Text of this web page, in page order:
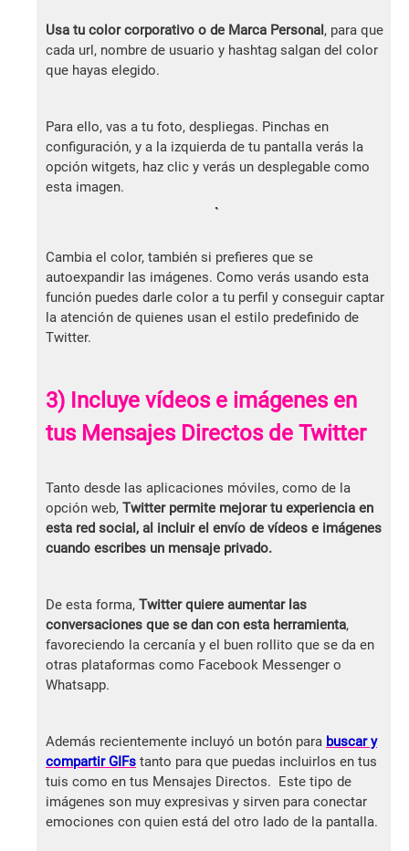
Usa tu color corporativo o de Marca Personal, para que
cada url, nombre de usuario y hashtag salgan del color
que hayas elegido.
Para ello, vas a tu foto, despliegas. Pinchas en
configuración, y a la izquierda de tu pantalla verás la
opción witgets, haz clic y verás un desplegable como
esta imagen.
Cambia el color, también si prefieres que se
autoexpandir las imágenes. Como verás usando esta
función puedes darle color a tu perfil y conseguir captar
la atención de quienes usan el estilo predefinido de
Twitter.
3) Incluye vídeos e imágenes en
tus Mensajes Directos de Twitter
Tanto desde las aplicaciones móviles, como de la
opción web, Twitter permite mejorar tu experiencia en
esta red social, al incluir el envío de vídeos e imágenes
cuando escribes un mensaje privado.
De esta forma, Twitter quiere aumentar las
conversaciones que se dan con esta herramienta,
favoreciendo la cercanía y el buen rollito que se da en
otras plataformas como Facebook Messenger o
Whatsapp.
Además recientemente incluyó un botón para buscar y
compartir GIFs tanto para que puedas incluirlos en tus
tuis como en tus Mensajes Directos. Este tipo de
imágenes son muy expresivas y sirven para conectar
emociones con quien está del otro lado de la pantalla.